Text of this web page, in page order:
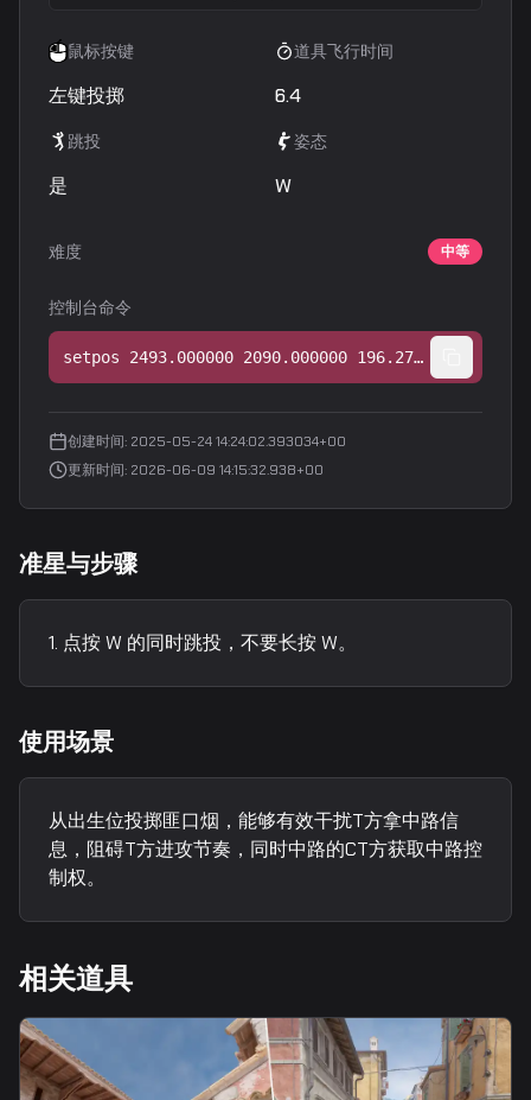
鼠标按键
左键投掷
道具飞行时间
6.4
跳投
是
姿态
W
难度 中等
控制台命令
setpos 2493.000000 2090.000000 196.272720;setang -29.260015 -140.129929 0.000000
创建时间: 2025-05-24 14:24:02.393034+00
更新时间: 2026-06-09 14:15:32.938+00
准星与步骤
点按 W 的同时跳投，不要长按 W。
使用场景
从出生位投掷匪口烟，能够有效干扰T方拿中路信
息，阻碍T方进攻节奏，同时中路的CT方获取中路控
制权。
相关道具